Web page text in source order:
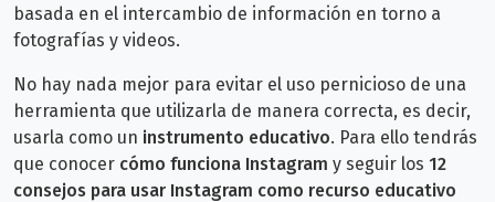
basada en el intercambio de información en torno a
fotografías y videos.
No hay nada mejor para evitar el uso pernicioso de una
herramienta que utilizarla de manera correcta, es decir,
usarla como un instrumento educativo. Para ello tendrás
que conocer cómo funciona Instagram y seguir los 12
consejos para usar Instagram como recurso educativo